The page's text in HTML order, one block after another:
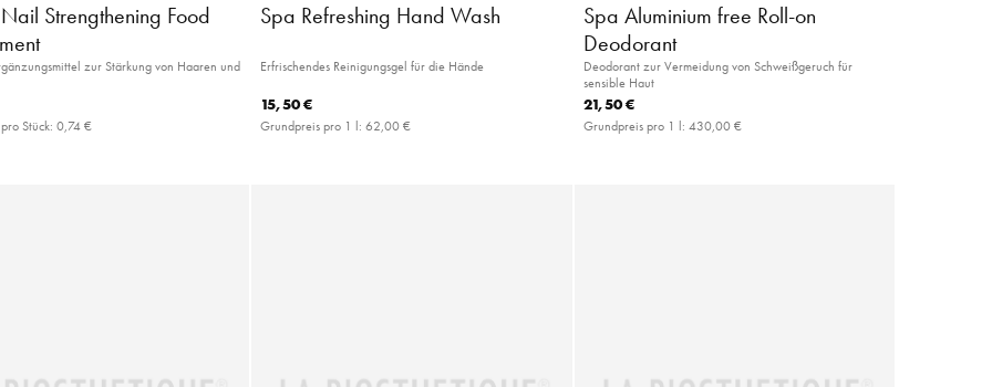
Strengthening Food
zur Stärkung von Haaren und
Stück: 0,74 €
Spa Refreshing Hand Wash
Erfrischendes Reinigungsgel für die Hände
15,50 €
Grundpreis pro 1 l:62,00 €
Spa Aluminium free Roll-on
Deodorant
Deodorant zur Vermeidung von Schweißgeruch für
sensible Haut
21,50 €
Grundpreis pro 1 l: 430,00 €